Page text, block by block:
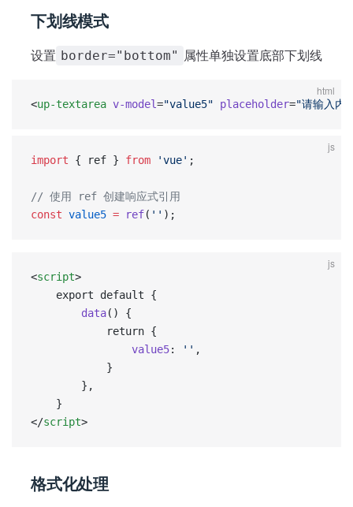
下划线模式
设置 border="bottom" 属性单独设置底部下划线
html
<up-textarea v-model="value5" placeholder="请输入内
js
import { ref } from 'vue' ;
// 使用 ref 创建响应式引用
const value5 = ref( '' );
js
<script>
	export default {
		data
() {
			return {
				value5
: '' ,
			}
		},
	}
</script>
格式化处理